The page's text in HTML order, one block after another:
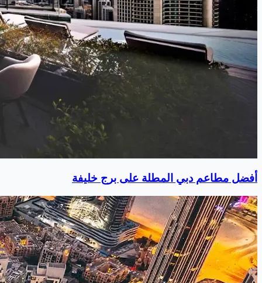
أفضل مطاعم دبي المطلة على برج خليفة